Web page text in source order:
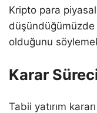
Kripto para
düşündüğümüzde
olduğunu
Karar
Tabii yatırım